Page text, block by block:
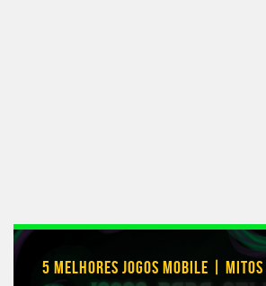
5 MELHORES JOGOS MOBILE |